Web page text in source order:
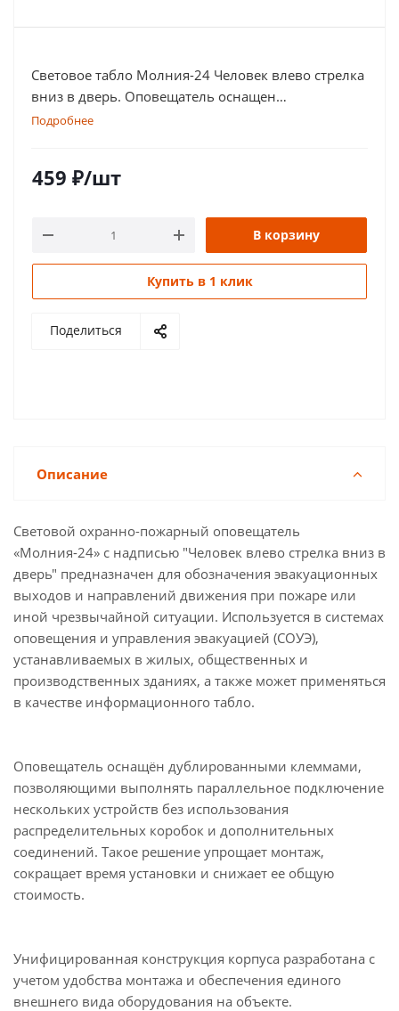
Световое табло Молния-24 Человек влево стрелка
вниз в дверь. Оповещатель оснащен
дублированными клеммами
Подробнее
459 ₽/шт
В корзину
Купить в 1 клик
Поделиться
Описание
Световой охранно-пожарный оповещатель
«Молния-24» с надписью "Человек влево стрелка вниз в
дверь" предназначен для обозначения эвакуационных
выходов и направлений движения при пожаре или
иной чрезвычайной ситуации. Используется в системах
оповещения и управления эвакуацией (СОУЭ),
устанавливаемых в жилых, общественных и
производственных зданиях, а также может применяться
в качестве информационного табло.
Оповещатель оснащён дублированными клеммами,
позволяющими выполнять параллельное подключение
нескольких устройств без использования
распределительных коробок и дополнительных
соединений. Такое решение упрощает монтаж,
сокращает время установки и снижает ее общую
стоимость.
Унифицированная конструкция корпуса разработана с
учетом удобства монтажа и обеспечения единого
внешнего вида оборудования на объекте.